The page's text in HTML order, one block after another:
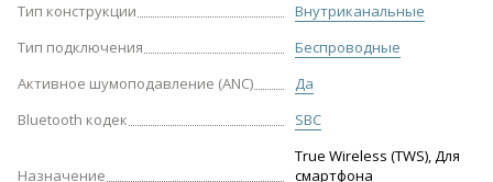
Тип конструкции
Внутриканальные
Тип подключения
Беспроводные
Активное шумоподавление (ANC)
Да
Bluetooth кодек
SBC
Назначение
True Wireless (TWS), Для
смартфона